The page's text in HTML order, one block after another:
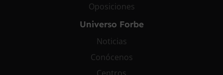
Oposiciones
Universo Forbe
Noticias
Conócenos